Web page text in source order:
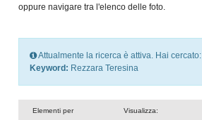
oppure navigare tra l'elenco delle foto.
Attualmente la ricerca è attiva. Hai cercato:
Keyword: Rezzara Teresina
Elementi per
Visualizza: